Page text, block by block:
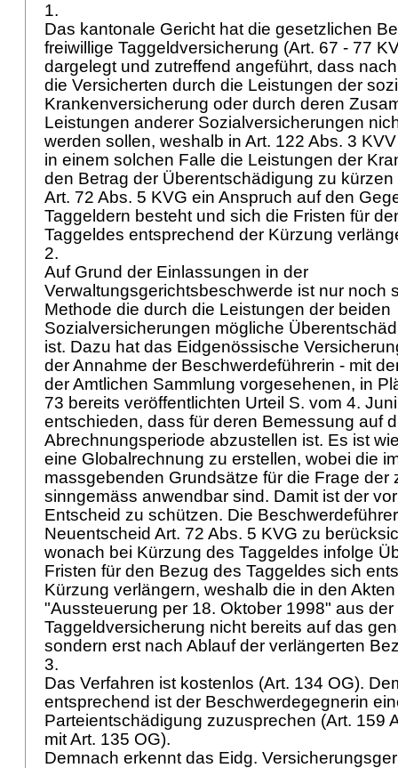
1.
Das kantonale Gericht hat die gesetzlichen
freiwillige Taggeldversicherung (Art. 67 - 77
dargelegt und zutreffend angeführt, dass
die Versicherten durch die Leistungen der
Krankenversicherung oder durch deren
Leistungen anderer Sozialversicherungen
werden sollen, weshalb in Art. 122 Abs. 3 KVV
in einem solchen Falle die Leistungen der
den Betrag der Überentschädigung zu
Art. 72 Abs. 5 KVG ein Anspruch auf den
Taggeldern besteht und sich die Fristen für
Taggeldes entsprechend der Kürzung
2.
Auf Grund der Einlassungen in der
Verwaltungsgerichtsbeschwerde ist nur noch
Methode die durch die Leistungen der beiden
Sozialversicherungen mögliche
ist. Dazu hat das Eidgenössische
der Annahme der Beschwerdeführerin - mit
der Amtlichen Sammlung vorgesehenen, in
73 bereits veröffentlichten Urteil S. vom 4.
entschieden, dass für deren Bemessung auf
Abrechnungsperiode abzustellen ist. Es ist
eine Globalrechnung zu erstellen, wobei die
massgebenden Grundsätze für die Frage der
sinngemäss anwendbar sind. Damit ist der
Entscheid zu schützen. Die
Neuentscheid Art. 72 Abs. 5 KVG zu
wonach bei Kürzung des Taggeldes infolge
Fristen für den Bezug des Taggeldes sich
Kürzung verlängern, weshalb die in den
"Aussteuerung per 18. Oktober 1998" aus
Taggeldversicherung nicht bereits auf das
sondern erst nach Ablauf der verlängerten
3.
Das Verfahren ist kostenlos (Art. 134 OG).
entsprechend ist der Beschwerdegegnerin
Parteientschädigung zuzusprechen (Art. 159
mitArt. 135 OG).
Demnach erkennt das Eidg.